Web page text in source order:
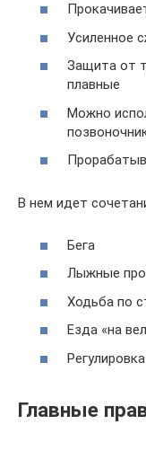
Усиленное
Защита от
плавные
Можно
В нем идет
Бега
Лыжные
Ходьба по
Езда «на
Главные